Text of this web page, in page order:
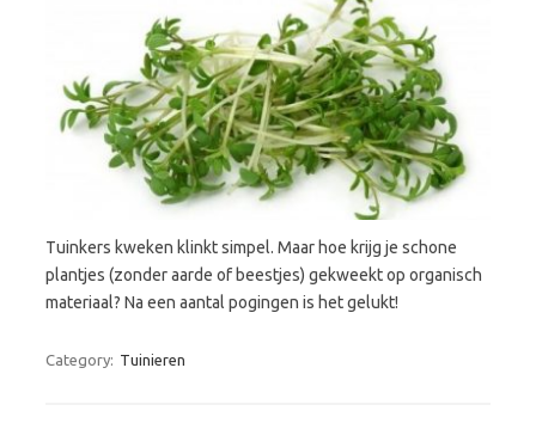
Tuinkers kweken klinkt simpel. Maar hoe krijg je schone
plantjes (zonder aarde of beestjes) gekweekt op organisch
materiaal? Na een aantal pogingen is het gelukt!
Category: Tuinieren